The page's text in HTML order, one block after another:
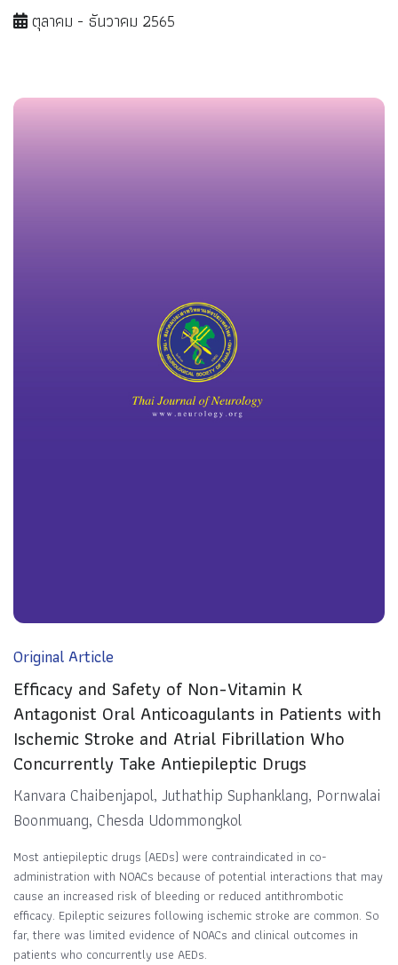
ตุลาคม - ธันวาคม 2565
Original Article
Efficacy and Safety of Non-Vitamin K
Antagonist Oral Anticoagulants in Patients with
Ischemic Stroke and Atrial Fibrillation Who
Concurrently Take Antiepileptic Drugs
Kanvara Chaibenjapol, Juthathip Suphanklang, Pornwalai
Boonmuang, Chesda Udommongkol
Most antiepileptic drugs (AEDs) were contraindicated in co-
administration with NOACs because of potential interactions that may
cause an increased risk of bleeding or reduced antithrombotic
efficacy. Epileptic seizures following ischemic stroke are common. So
far, there was limited evidence of NOACs and clinical outcomes in
patients who concurrently use AEDs.